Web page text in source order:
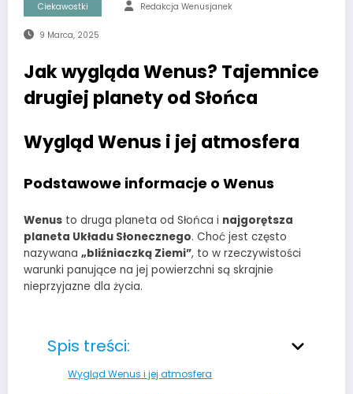
Ciekawostki Redakcja Wenusjanek
9 Marca, 2025
Jak wygląda Wenus? Tajemnice
drugiej planety od Słońca
Wygląd Wenus i jej atmosfera
Podstawowe informacje o Wenus
Wenus to druga planeta od Słońca i najgorętsza
planeta Układu Słonecznego. Choć jest często
nazywana „bliźniaczką Ziemi”, to w rzeczywistości
warunki panujące na jej powierzchni są skrajnie
nieprzyjazne dla życia.
Spis treści:
Wygląd Wenus i jej atmosfera